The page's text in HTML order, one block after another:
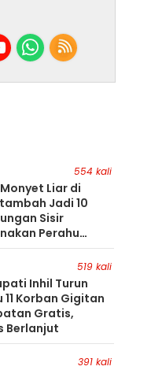
554 kali
Liar di
Jadi 10
Sisir
Perahu
519 kali
Inhil Turun
Korban Gigitan
Gratis,
Berlanjut
391 kali